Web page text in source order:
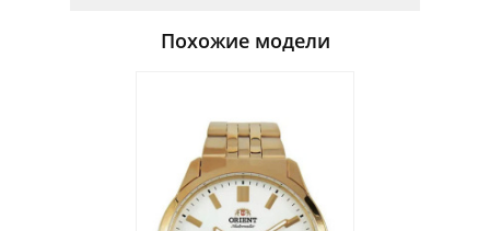
Похожие модели